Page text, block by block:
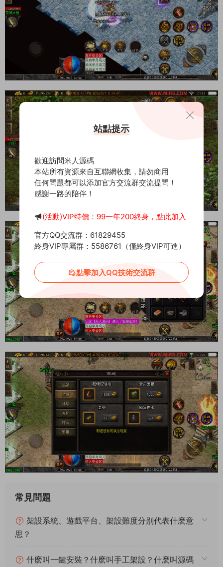
常見問題
架設系統、遊戲平台、架設難度分别代表什麽意
思？
什麽叫一鍵安裝？什麽叫手工架設？什麽叫源碼
站點提示
歡迎訪問米人源碼
本站所有資源來自互聯網收集，請勿商用
任何問題都可以添加官方交流群交流提問！
感謝一路的陪伴！
(活動)VIP特價：99一年200終身，點此加入
官方QQ交流群：61829455
終身VIP專屬群：5586761（僅終身VIP可進）
點擊加入QQ技術交流群